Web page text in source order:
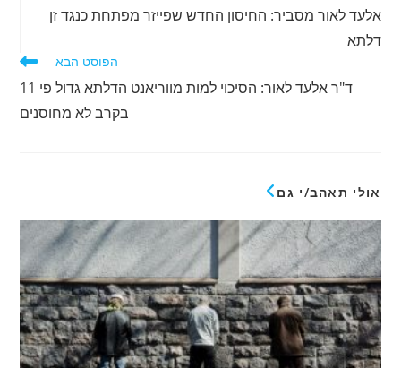
נוספים
אלעד לאור מסביר: החיסון החדש שפייזר מפתחת כנגד זן
דלתא
הפוסט הבא
ד"ר אלעד לאור: הסיכוי למות מווריאנט הדלתא גדול פי 11
בקרב לא מחוסנים
אולי תאהב/י גם